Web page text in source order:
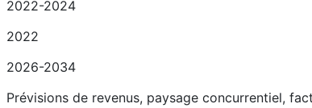
2022-2024
2022
2026-2034
Prévisions de revenus, paysage concurrentiel,